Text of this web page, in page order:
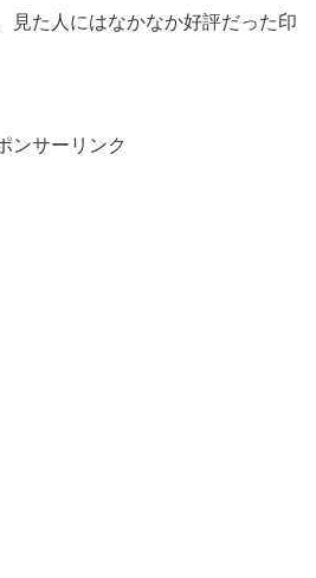
見た人にはなかなか好評だった印
ンサーリンク